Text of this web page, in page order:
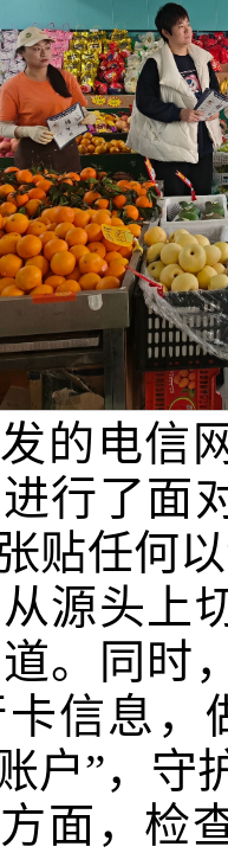
的电信
行了面
贴任何
源头上
。同时
信息，
户”，守
面，检